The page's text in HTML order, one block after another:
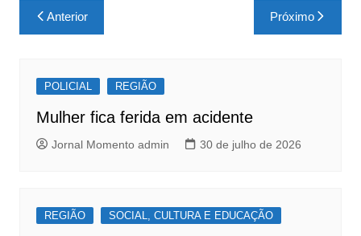
c
e
o
o
k
at
s
p
p
Navegação
de
Anterior Próximo
POLICIAL REGIÃO
Mulher fica ferida em acidente
Jornal Momento admin 30 de julho de 2026
REGIÃO SOCIAL, CULTURA E EDUCAÇÃO